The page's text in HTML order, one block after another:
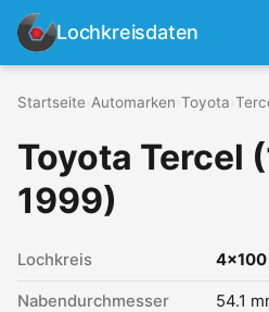
Lochkreisdaten
Startseite Automarken Toyota
Toyota Tercel
1999)
Lochkreis 4x100
Nabendurchmesser 54.1